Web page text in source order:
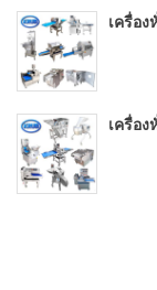
เครื่อ
เครื่อ